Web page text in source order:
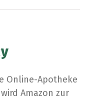
Online-Apotheke
Amazon zur